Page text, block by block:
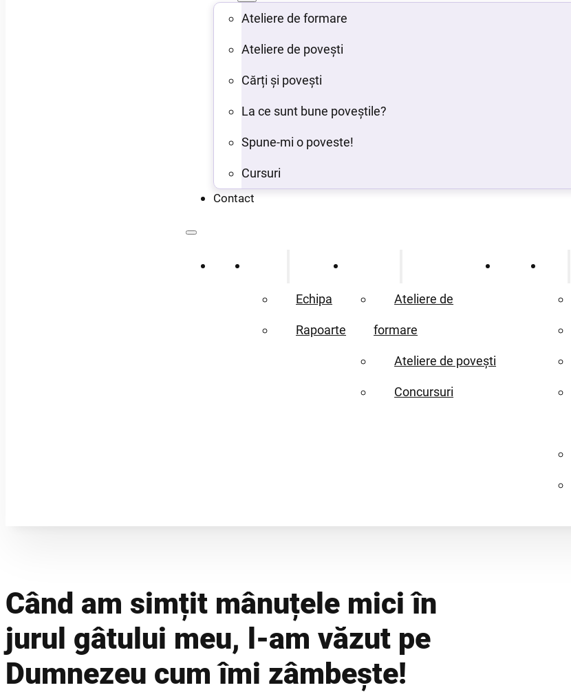
Ateliere de formare
Ateliere de povești
Cărți și povești
La ce sunt bune poveștile?
Spune-mi o poveste!
Cursuri
Contact
Acasă
Echipa
Rapoarte
Ateliere de
formare
Ateliere de povești
Concursuri
Proiecte
Când am simțit mânuțele mici în
jurul gâtului meu, l-am văzut pe
Dumnezeu cum îmi zâmbește!